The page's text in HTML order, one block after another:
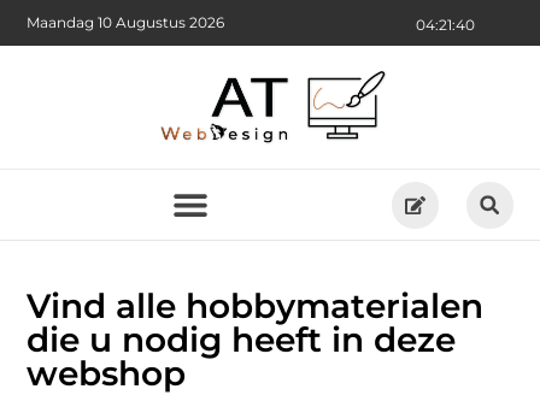
04:21:42
Maandag 10 Augustus 2026
Vind alle hobbymaterialen
die u nodig heeft in deze
webshop